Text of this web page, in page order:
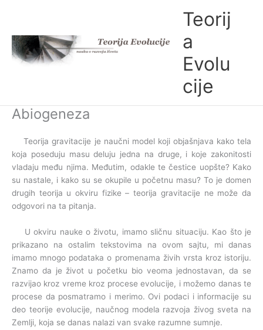
Teorij
a
Evolu
cije
Abiogeneza
Teorija gravitacije je naučni model koji objašnjava kako tela
koja poseduju masu deluju jedna na druge, i koje zakonitosti
vladaju među njima. Međutim, odakle te čestice uopšte? Kako
su nastale, i kako su se okupile u početnu masu? To je domen
drugih teorija u okviru fizike – teorija gravitacije ne može da
odgovori na ta pitanja.
U okviru nauke o životu, imamo sličnu situaciju. Kao što je
prikazano na ostalim tekstovima na ovom sajtu, mi danas
imamo mnogo podataka o promenama živih vrsta kroz istoriju.
Znamo da je život u početku bio veoma jednostavan, da se
razvijao kroz vreme kroz procese evolucije, i možemo danas te
procese da posmatramo i merimo. Ovi podaci i informacije su
deo teorije evolucije, naučnog modela razvoja živog sveta na
Zemlji, koja se danas nalazi van svake razumne sumnje.